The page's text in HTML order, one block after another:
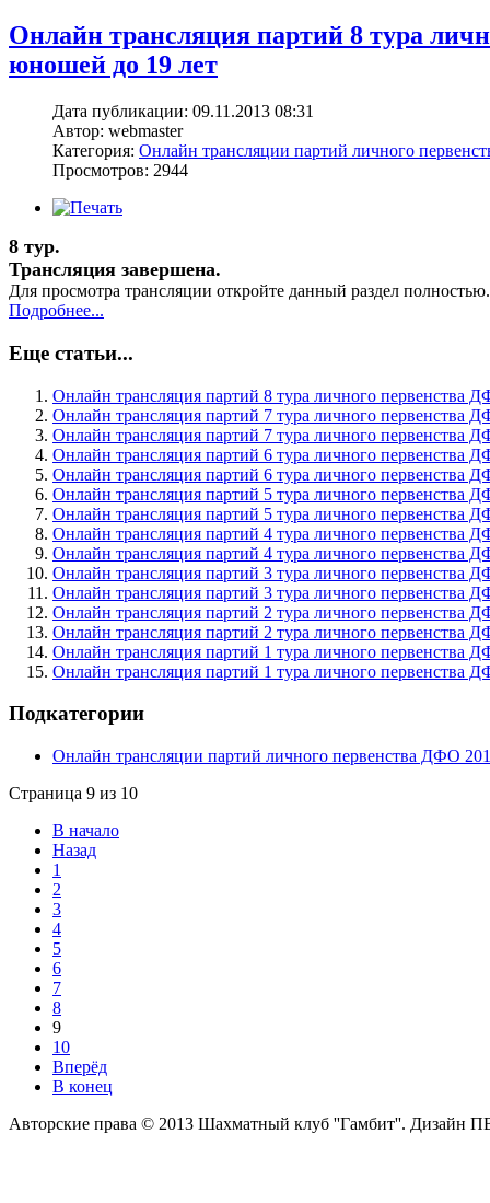
Онлайн трансляция партий 8 тура
юношей до 19 лет
Дата публикации: 09.11.2013 08:31
Автор: webmaster
Категория: Онлайн трансляции партий личного
Просмотров: 2944
8 тур.
Трансляция завершена.
Для просмотра трансляции откройте данный раздел полностью.
Подробнее...
Еще статьи...
Онлайн трансляция партий 8 тура личного первенства
Онлайн трансляция партий 7 тура личного первенства
Онлайн трансляция партий 7 тура личного первенства
Онлайн трансляция партий 6 тура личного первенства
Онлайн трансляция партий 6 тура личного первенства
Онлайн трансляция партий 5 тура личного первенства
Онлайн трансляция партий 5 тура личного первенства
Онлайн трансляция партий 4 тура личного первенства
Онлайн трансляция партий 4 тура личного первенства
Онлайн трансляция партий 3 тура личного первенства
Онлайн трансляция партий 3 тура личного первенства
Онлайн трансляция партий 2 тура личного первенства
Онлайн трансляция партий 2 тура личного первенства
Онлайн трансляция партий 1 тура личного первенства
Онлайн трансляция партий 1 тура личного первенства
Подкатегории
Онлайн трансляции партий личного первенства ДФО
Страница 9 из 10
В начало
Назад
1
2
3
4
5
6
7
8
9
10
Вперёд
В конец
Авторские права © 2013 Шахматный клуб ''Гамбит''. Дизайн